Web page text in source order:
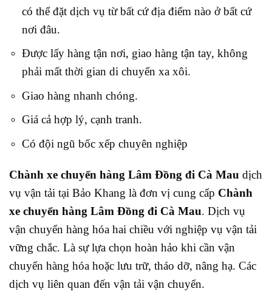
có thể đặt dịch vụ từ bất cứ địa điểm nào ở bất cứ
nơi đâu.
Được lấy hàng tận nơi, giao hàng tận tay, không
phải mất thời gian di chuyển xa xôi.
Giao hàng nhanh chóng.
Giá cả hợp lý, cạnh tranh.
Có đội ngũ bốc xếp chuyên nghiệp
Chành xe chuyển hàng Lâm Đồng đi Cà Mau dịch
vụ vận tải tại Bảo Khang là đơn vị cung cấp Chành
xe chuyển hàng Lâm Đồng đi Cà Mau. Dịch vụ
vận chuyển hàng hóa hai chiều với nghiệp vụ vận tải
vững chắc. Là sự lựa chọn hoàn hảo khi cần vận
chuyển hàng hóa hoặc lưu trữ, tháo dỡ, nâng hạ. Các
dịch vụ liên quan đến vận tải vận chuyển.